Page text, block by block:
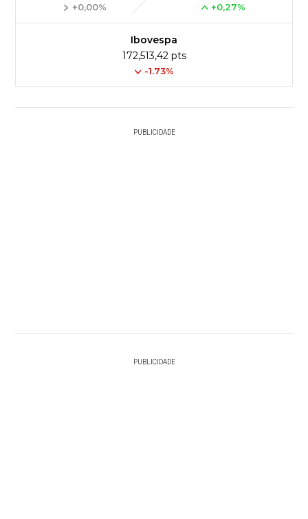
+0,00% +0,27%
Ibovespa
172,513,42 pts
-1.73%
PUBLICIDADE
PUBLICIDADE